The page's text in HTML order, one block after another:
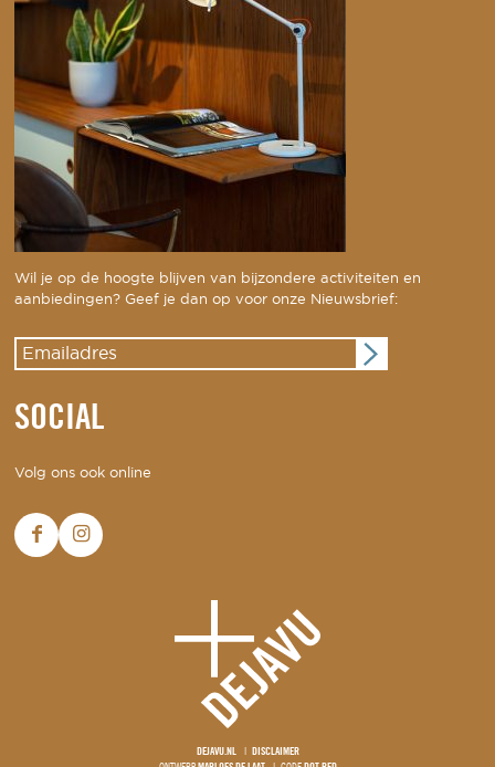
Wil je op de hoogte blijven van bijzondere activiteiten en
aanbiedingen? Geef je dan op voor onze Nieuwsbrief:
SOCIAL
Volg ons ook online
DEJAVU.NL
DISCLAIMER